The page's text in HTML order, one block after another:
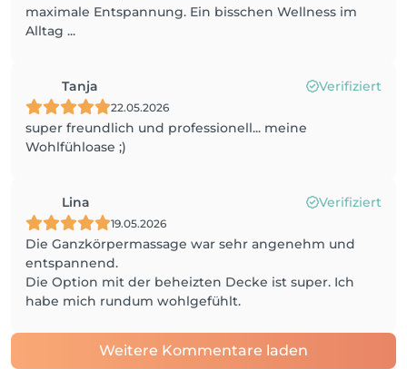
maximale Entspannung. Ein bisschen Wellness im
Alltag ...
Tanja Verifiziert
22.05.2026
super freundlich und professionell... meine
Wohlfühloase ;)
Lina Verifiziert
19.05.2026
Die Ganzkörpermassage war sehr angenehm und
entspannend.
Die Option mit der beheizten Decke ist super. Ich
habe mich rundum wohlgefühlt.
Weitere Kommentare laden